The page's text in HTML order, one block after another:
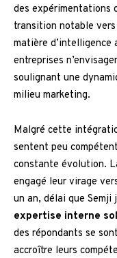
des expérimentations
transition notable
matière d’intelligence
entreprises
soulignant une
milieu marketing.
Malgré cette
sentent peu
constante évolution.
engagé leur virage
un an, délai que
expertise interne
des répondants se
accroître leurs